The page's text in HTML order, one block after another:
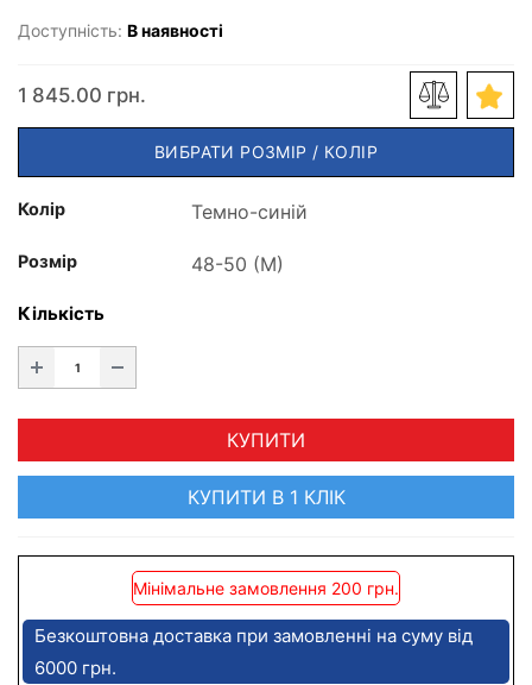
Доступність: В наявності
1 845.00 грн.
ВИБРАТИ РОЗМІР / КОЛІР
Колір
Розмір
Кількість
КУПИТИ
КУПИТИ В 1 КЛІК
Мінімальне замовлення 200 грн.
Безкоштовна доставка при замовленні на суму від
6000 грн.